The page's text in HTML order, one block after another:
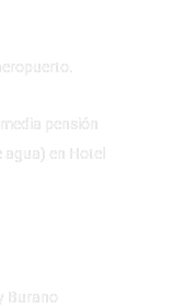
pensión
en Hotel
Burano